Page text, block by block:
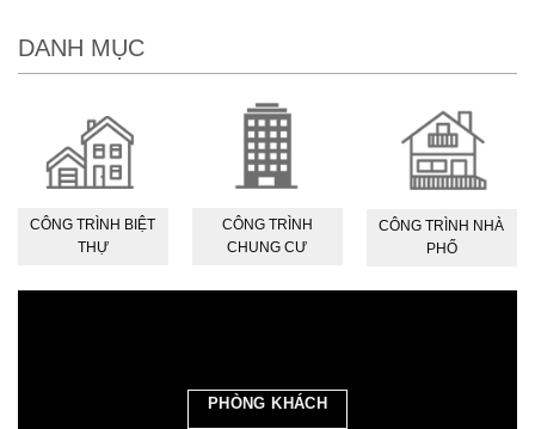
DANH MỤC
CÔNG TRÌNH BIỆT
THỰ
CÔNG TRÌNH
CHUNG CƯ
CÔNG TRÌNH NHÀ
PHỐ
PHÒNG KHÁCH